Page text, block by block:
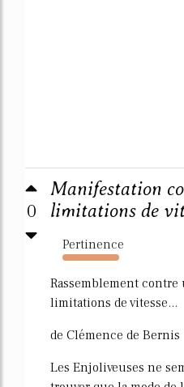
0
Manifestation
limitations de
Pertinence
147%
Rassemblement contre
limitations de vitesse...
de Clémence de
Les Enjoliveuses ne